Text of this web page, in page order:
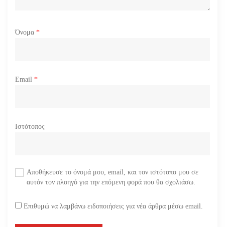
Όνομα *
Email *
Ιστότοπος
Αποθήκευσε το όνομά μου, email, και τον ιστότοπο μου σε
αυτόν τον πλοηγό για την επόμενη φορά που θα σχολιάσω.
Επιθυμώ να λαμβάνω ειδοποιήσεις για νέα άρθρα μέσω email.